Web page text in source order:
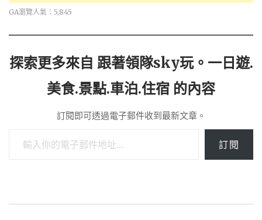
GA瀏覽人氣：5,845
探索更多來自 跟著領隊sky玩。一日遊.
美食.景點.車泊.住宿 的內容
訂閱即可透過電子郵件收到最新文章。
訂閱